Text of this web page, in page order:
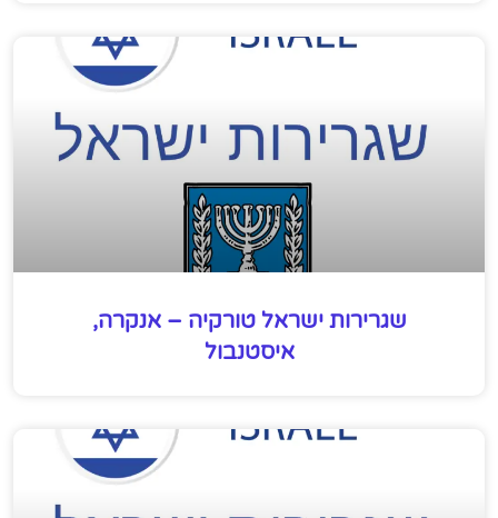
שגרירות ישראל טורקיה – אנקרה,
איסטנבול